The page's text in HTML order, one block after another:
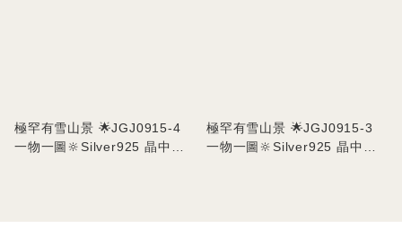
極罕有雪山景 🌟JGJ0915-4
一物一圖🔆Silver925 晶中晶
極罕有雪山景 🌟JGJ0915-3
一物一圖🔆Silver925 晶中晶